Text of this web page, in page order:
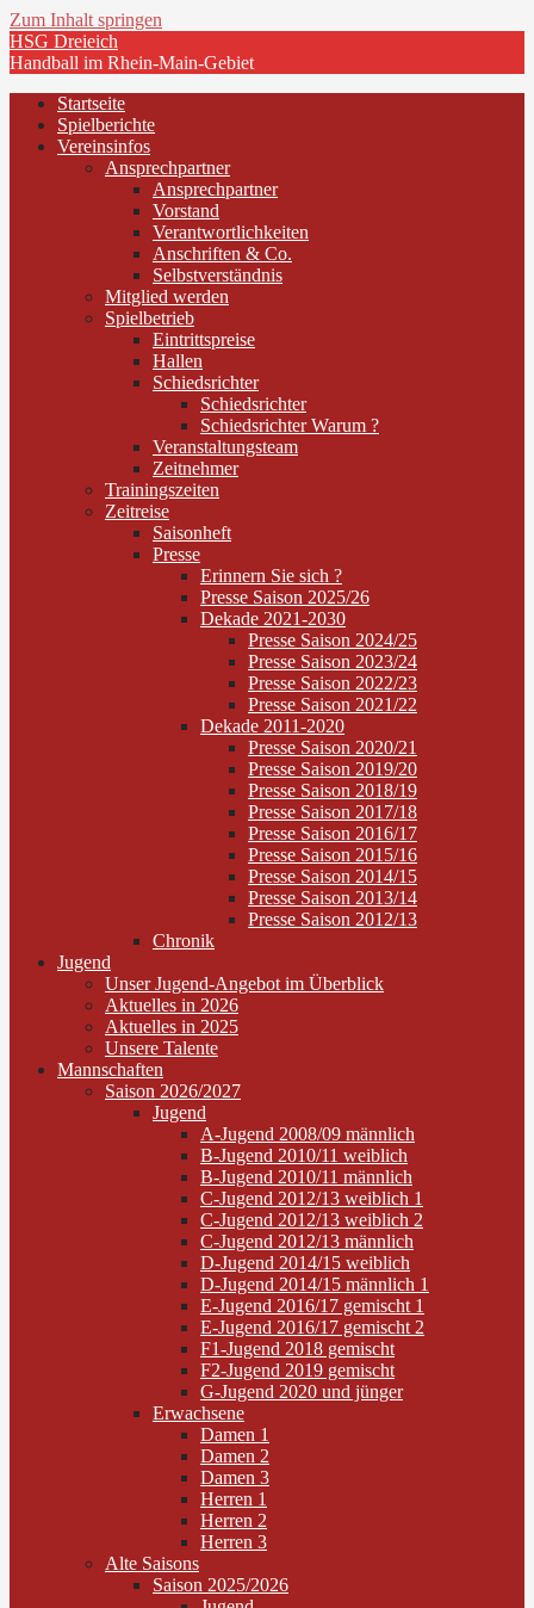
Zum Inhalt springen
HSG Dreieich
Handball im Rhein-Main-Gebiet
Startseite
Spielberichte
Vereinsinfos
Ansprechpartner
Ansprechpartner
Vorstand
Verantwortlichkeiten
Anschriften & Co.
Selbstverständnis
Mitglied werden
Spielbetrieb
Eintrittspreise
Hallen
Schiedsrichter
Schiedsrichter
Schiedsrichter Warum ?
Veranstaltungsteam
Zeitnehmer
Trainingszeiten
Zeitreise
Saisonheft
Presse
Erinnern Sie sich ?
Presse Saison 2025/26
Dekade 2021-2030
Presse Saison 2024/25
Presse Saison 2023/24
Presse Saison 2022/23
Presse Saison 2021/22
Dekade 2011-2020
Presse Saison 2020/21
Presse Saison 2019/20
Presse Saison 2018/19
Presse Saison 2017/18
Presse Saison 2016/17
Presse Saison 2015/16
Presse Saison 2014/15
Presse Saison 2013/14
Presse Saison 2012/13
Chronik
Jugend
Unser Jugend-Angebot im Überblick
Aktuelles in 2026
Aktuelles in 2025
Unsere Talente
Mannschaften
Saison 2026/2027
Jugend
A-Jugend 2008/09 männlich
B-Jugend 2010/11 weiblich
B-Jugend 2010/11 männlich
C-Jugend 2012/13 weiblich 1
C-Jugend 2012/13 weiblich 2
C-Jugend 2012/13 männlich
D-Jugend 2014/15 weiblich
D-Jugend 2014/15 männlich 1
E-Jugend 2016/17 gemischt 1
E-Jugend 2016/17 gemischt 2
F1-Jugend 2018 gemischt
F2-Jugend 2019 gemischt
G-Jugend 2020 und jünger
Erwachsene
Damen 1
Damen 2
Damen 3
Herren 1
Herren 2
Herren 3
Alte Saisons
Saison 2025/2026